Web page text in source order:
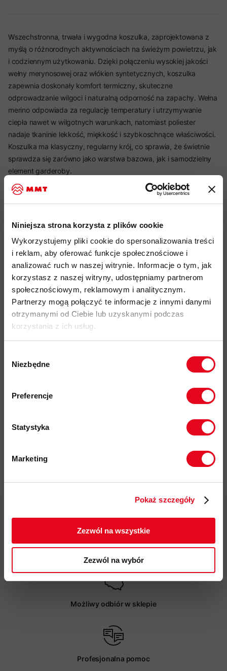
Niniejsza strona korzysta z plików cookie
Wykorzystujemy pliki cookie do spersonalizowania treści
i reklam, aby oferować funkcje społecznościowe i
analizować ruch w naszej witrynie. Informacje o tym, jak
korzystasz z naszej witryny, udostępniamy partnerom
społecznościowym, reklamowym i analitycznym.
Partnerzy mogą połączyć te informacje z innymi danymi
otrzymanymi od Ciebie lub uzyskanymi podczas
korzystania z ich usług.
zgody
Niezbędne
Preferencje
Statystyka
Marketing
Pokaż szczegóły
Zezwól na wszystkie
Zezwól na wybór
Wszechstronna, trwała i wygodna koszulka, zaprojektowana z
myślą o różnorodnych aktywnościach na świeżym powietrzu, jak
i codziennym użytkowaniu. Dzięki połączeniu wysokiej jakości
wełny merynosowej oraz włókien syntetycznych, koszulka
zapewnia doskonały komfort termiczny, skuteczne
odprowadzanie wilgoci i naturalną odporność na zapachy. Wełna
merino odpowiada za regulację temperatury i utrzymywanie
ciepła nawet w wilgotnych warunkach, natomiast poliester
nadaje tkaninie lekkość, miękkość i szybkoschnące właściwości.
Koszulka ma klasyczny, regularny krój, co sprawia, że świetnie
sprawdza się zarówno jako warstwa bazowa, jak i samodzielny
element garderoby.
idealny produkt do: Alpinizm, Skitouring, Trekking, Trail
Running, Kolarstwo, Hiking, Podróże, użytkowanie Miejskie
materiał Equaliser Merino Wool o gramaturze 135 g/m2 (47%
wełna merino, 53% poliester z recyklingu)
zapewniający naturalną termoregulację, odporność na
zapachy oraz szybkie odprowadzanie wilgoci
naturalna regulacja temperatury i odporność na zapachy
regularny, komfortowy krój
produkt odpowiedni na każdą porę roku
Darmowa dostawa od 200 zł
Możliwy odbiór w sklepie
Profesjonalna pomoc
zgodnie z Polityką prywatności.